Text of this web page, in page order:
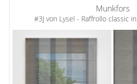
Munkfors
#3J von Lysel - Raffrollo classic